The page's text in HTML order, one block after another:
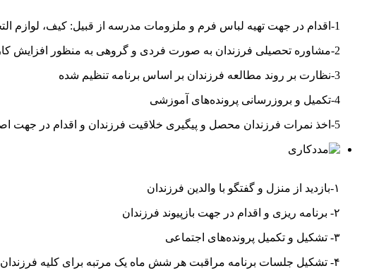
1-اقدام در جهت تهیه لباس فرم و ملزومات مدرسه از قبیل: کیف، لوازم التحریر، کتب درسی و کمک درسی و….
2-مشاوره تحصیلی فرزندان به صورت فردی و گروهی به منظور افزایش کارایی آموزشی
3-نظارت بر روند مطالعه فرزندان بر اساس برنامه تنظیم شده
4-تکمیل و بروزرسانی پرونده‌های آموزشی
5-اخذ نمرات فرزندان محصل و پیگیری خلاقیت فرزندان و اقدام در جهت اصلاح روش برنامه‌های آموزشی
۱-بازدید از منزل و گفتگو با والدین فرزندان
۲- برنامه ریزی و اقدام در جهت بازپیوند فرزندان
۳- تشکیل و تکمیل پرونده‌های اجتماعی
۴- تشکیل جلسات برنامه مراقبت هر شش ماه یک مرتبه برای کلیه فرزندان